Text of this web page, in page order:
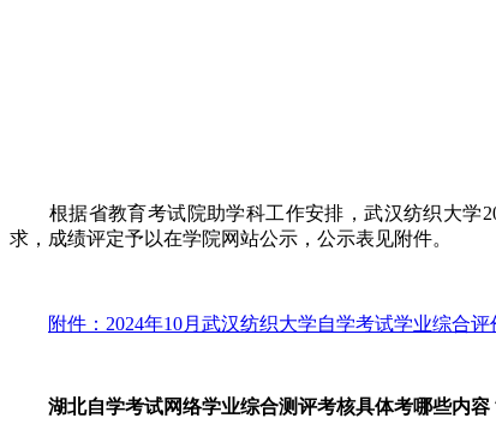
根据省教育考试院助学科工作安排，武汉纺织大学
求，成绩评定予以在学院网站公示，公示表见附件。
附件：2024年10月武汉纺织大学自学考试学业综合
湖北自学考试网络学业综合测评考核具体考哪些内容